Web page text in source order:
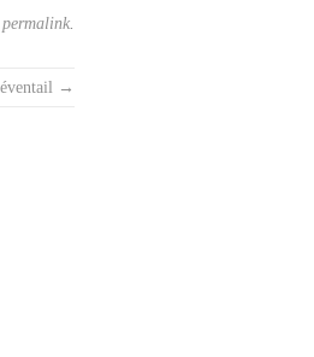
permalink.
→